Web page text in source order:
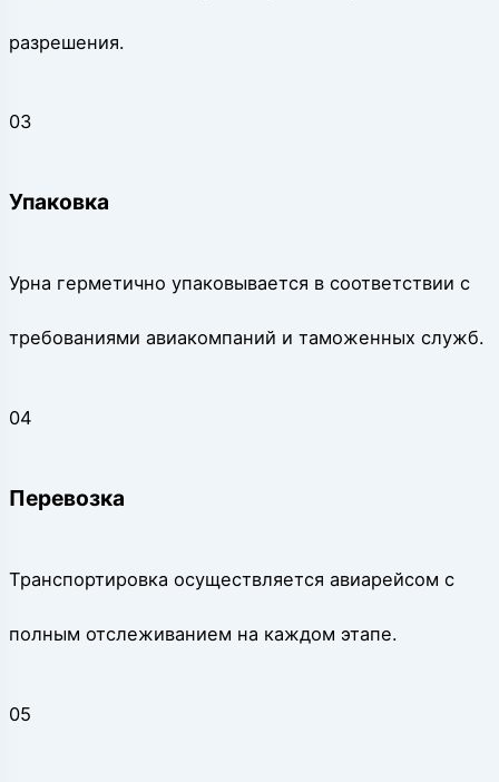
разрешения.
03
Упаковка
Урна герметично упаковывается в соответствии с
требованиями авиакомпаний и таможенных служб.
04
Перевозка
Транспортировка осуществляется авиарейсом с
полным отслеживанием на каждом этапе.
05